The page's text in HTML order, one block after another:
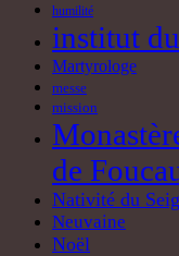
humilité
institut
Martyrologe
messe
mission
de
Nativité du
Neuvaine
Noël